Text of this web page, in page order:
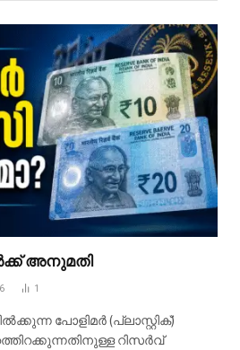
അനുമതി
1
പോളിമർ (പ്ലാസ്റ്റിക്)
റിസർവ്